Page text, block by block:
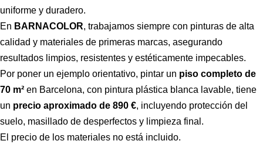
uniforme y duradero.
En BARNACOLOR, trabajamos siempre con pinturas de alta
calidad y materiales de primeras marcas, asegurando
resultados limpios, resistentes y estéticamente impecables.
Por poner un ejemplo orientativo, pintar un piso completo de
70 m² en Barcelona, con pintura plástica blanca lavable, tiene
un precio aproximado de 890 €, incluyendo protección del
suelo, masillado de desperfectos y limpieza final.
El precio de los materiales no está incluido.